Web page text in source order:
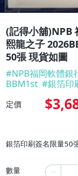
(記得小舖)NPB
熙龍之子
50張 現貨如圖
#NPB福岡軟體銀
BBM1st #銀箔印
定價
銀箔印刷簽名限量50
數量